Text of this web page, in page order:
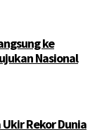
ke
Nasional
Ukir Rekor Dunia